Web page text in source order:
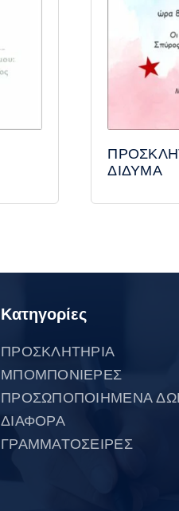
ΔΙΔΥΜΑ
Κατηγορίες
ΠΡΟΣΚΛΗΤΗΡΙΑ
ΜΠΟΜΠΟΝΙΕΡΕΣ
ΠΡΟΣΩΠΟΠΟΙΗΜΕΝΑ
ΔΙΑΦΟΡΑ
ΓΡΑΜΜΑΤΟΣΕΙΡΕΣ